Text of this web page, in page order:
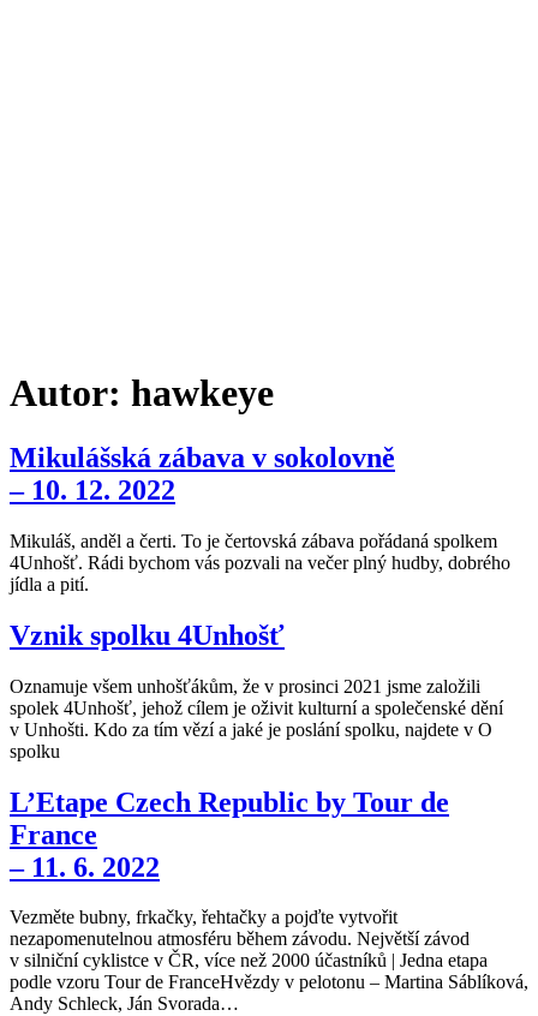
Autor: hawkeye
Mikulášská zábava v sokolovně
– 10. 12. 2022​
Mikuláš, anděl a čerti. To je čertovská zábava pořádaná spolkem
4Unhošť. Rádi bychom vás pozvali na večer plný hudby, dobrého
jídla a pití.
Vznik spolku 4Unhošť
Oznamuje všem unhošťákům, že v prosinci 2021 jsme založili
spolek 4Unhošť, jehož cílem je oživit kulturní a společenské dění
v Unhošti. Kdo za tím vězí a jaké je poslání spolku, najdete v O
spolku
L’Etape Czech Republic by Tour de
France
– 11. 6. 2022
Vezměte bubny, frkačky, řehtačky a pojďte vytvořit
nezapomenutelnou atmosféru během závodu. Největší závod
v silniční cyklistce v ČR, více než 2000 účastníků | Jedna etapa
podle vzoru Tour de FranceHvězdy v pelotonu – Martina Sáblíková,
Andy Schleck, Ján Svorada…